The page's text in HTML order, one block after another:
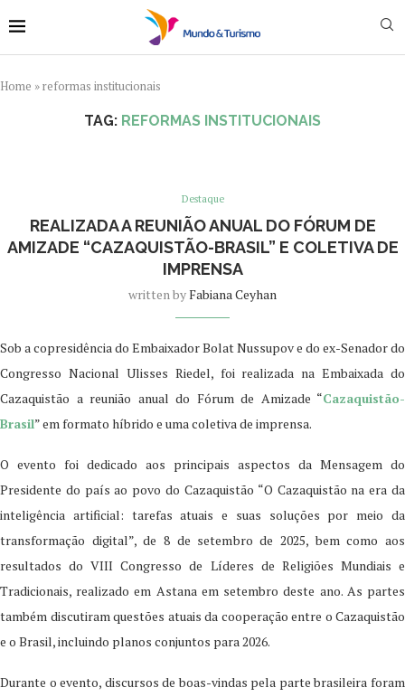
Home »reformas institucionais
TAG: REFORMAS INSTITUCIONAIS
Destaque
REALIZADA A REUNIÃO ANUAL DO FÓRUM DE
AMIZADE “CAZAQUISTÃO-BRASIL” E COLETIVA DE
IMPRENSA
written byFabiana Ceyhan
Sob a copresidência do Embaixador Bolat Nussupov e do ex-Senador do
Congresso Nacional Ulisses Riedel, foi realizada na Embaixada do
Cazaquistão a reunião anual do Fórum de Amizade “Cazaquistão-
Brasil” em formato híbrido e uma coletiva de imprensa.
O evento foi dedicado aos principais aspectos da Mensagem do
Presidente do país ao povo do Cazaquistão “O Cazaquistão na era da
inteligência artificial: tarefas atuais e suas soluções por meio da
transformação digital”, de 8 de setembro de 2025, bem como aos
resultados do VIII Congresso de Líderes de Religiões Mundiais e
Tradicionais, realizado em Astana em setembro deste ano. As partes
também discutiram questões atuais da cooperação entre o Cazaquistão
e o Brasil, incluindo planos conjuntos para 2026.
Durante o evento, discursos de boas-vindas pela parte brasileira foram